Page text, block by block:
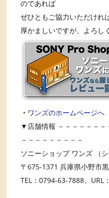
のであれば
ぜひともご協力いただけ
厚かましいですが、よろし
・ ワンズのホームページへ
▼店舗情報 －－－－－－－
－－－－－－－－－
ソニーショップ ワンズ （
〒675-1371 兵庫県小野市
TEL：0794-63-7888、URL：